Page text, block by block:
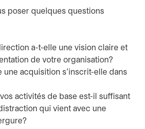
poser quelques questions
a-t-elle une vision claire et
de votre organisation?
une acquisition s’inscrit-elle dans
activités de base est-il suffisant
qui vient avec une